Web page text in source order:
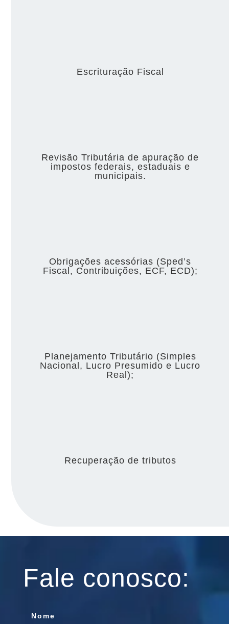
Escrituração Fiscal
Revisão Tributária de apuração de
impostos federais, estaduais e
municipais.
Obrigações acessórias (Sped’s
Fiscal, Contribuições, ECF, ECD);
Planejamento Tributário (Simples
Nacional, Lucro Presumido e Lucro
Real);
Recuperação de tributos
Fale conosco: